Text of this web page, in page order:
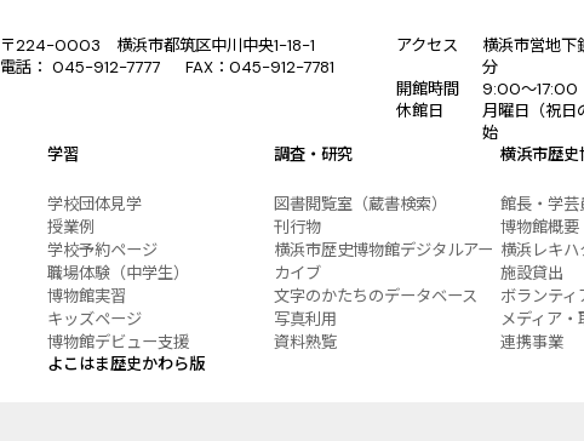
〒224-0003 横浜市都筑区中川中央1-18-1
電話： 045-912-7777 FAX：045-912-7781
アクセス
横浜市営地
分
開館時間
9:00〜17:00
休館日
月曜日（祝日
始
学習
学校団体見学
授業例
学校予約ページ
職場体験（中学生）
博物館実習
キッズページ
博物館デビュー支援
調査・研究
図書閲覧室（蔵書検索）
刊行物
横浜市歴史博物館デジタルアー
カイブ
文字のかたちのデータベース
写真利用
資料熟覧
横浜市歴史
館長・学芸
博物館概要
横浜レキ
施設貸出
ボランティ
メディア・
連携事業
よこはま歴史かわら版